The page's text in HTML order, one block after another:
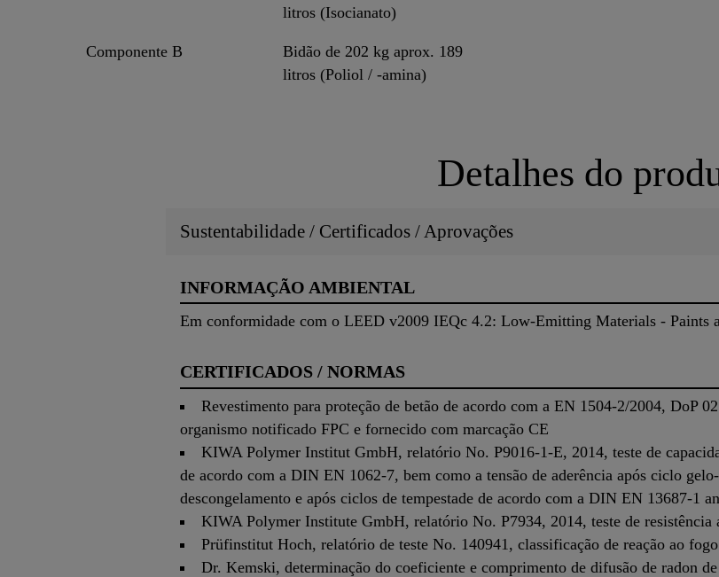
litros (Isocianato)
Componente B
Bidão de 202 kg aprox. 189
litros (Poliol / -amina)
Detalhes do
Sustentabilidade / Certificados / Aprovações
INFORMAÇÃO AMBIENTAL
Em conformidade com o LEED v2009 IEQc 4.2: Low-Emitting Materials - Paints
CERTIFICADOS / NORMAS
Revestimento para proteção de betão de acordo com a EN 1504-2/2004, DoP
organismo notificado FPC e fornecido com marcação CE
KIWA Polymer Institut GmbH, relatório No. P9016-1-E, 2014, teste de
de acordo com a DIN EN 1062-7, bem como a tensão de aderência após ciclo
descongelamento e após ciclos de tempestade de acordo com a DIN EN 13687-1
KIWA Polymer Institute GmbH, relatório No. P7934, 2014, teste de resistência
Prüfinstitut Hoch, relatório de teste No. 140941, classificação de reação ao
Dr. Kemski, determinação do coeficiente e comprimento de difusão de radon